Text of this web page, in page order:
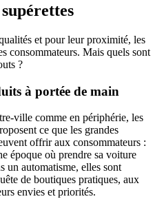
et pour leur proximité, les
consommateurs. Mais quels sont
?
à portée de main
ville comme en périphérie, les
ce que les grandes
offrir aux consommateurs :
époque où prendre sa voiture
un automatisme, elles sont
de boutiques pratiques, aux
envies et priorités.